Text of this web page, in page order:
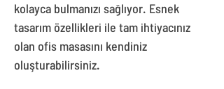
kolayca bulmanızı sağlıyor. Esnek
tasarım özellikleri ile tam ihtiyacınız
olan ofis masasını kendiniz
oluşturabilirsiniz.